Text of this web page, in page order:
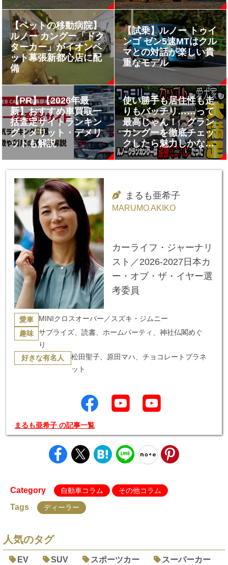
【ペットの移動病院】
ルノー カングー「ドク
ターカー」がイオンペ
ット幕張新都心店に配
備
【試乗】ルノー トゥイ
ンゴ ゼン5速MTはクル
マとの対話が楽しい貴
重なモデル
【PR】【2026年最
新】おすすめ車買取一
括査定サイトランキン
グ｜メリット・デメリ
ットも解説
使い勝手も居住性も走
りもバッチリ……って
最高じゃん！ グラン
カングーを徹底チェッ
クしたら魅力しかなか
った 黒木美珠×石田
まるも亜希子
MARUMO AKIKO
カーライフ・ジャーナリ
スト／2026-2027日本カ
ー・オブ・ザ・イヤー選
考委員
愛車 MINIクロスオーバー／スズキ・ジムニー
趣味
サプライズ、読書、ホームパーティ、神社仏閣めぐ
り
好きな有名人
松田聖子、原田マハ、チョコレートプラネ
ット
まるも亜希子 の記事一覧
Category 自動車コラム その他コラム
Tags ディーラー
人気のタグ
EV SUV スポーツカー
スーパーカー